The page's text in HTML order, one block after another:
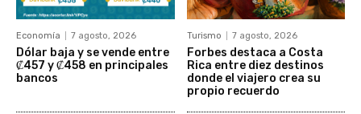
Economía 7 agosto, 2026
Dólar baja y se vende entre
₡457 y ₡458 en principales
bancos
Turismo 7 agosto, 2026
Forbes destaca a Costa
Rica entre diez destinos
donde el viajero crea su
propio recuerdo